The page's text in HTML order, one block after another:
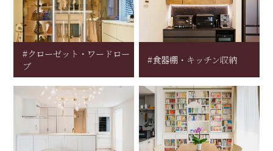
#クローゼット・ワードロー
ブ
#食器棚・キッチン収納